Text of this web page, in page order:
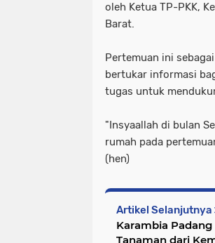
oleh Ketua TP-PKK,
Barat.
Pertemuan ini
bertukar informasi
tugas untuk
"Insyaallah di bulan
rumah pada
(hen)
Artikel Selanjutnya
Karambia
Tanaman dari